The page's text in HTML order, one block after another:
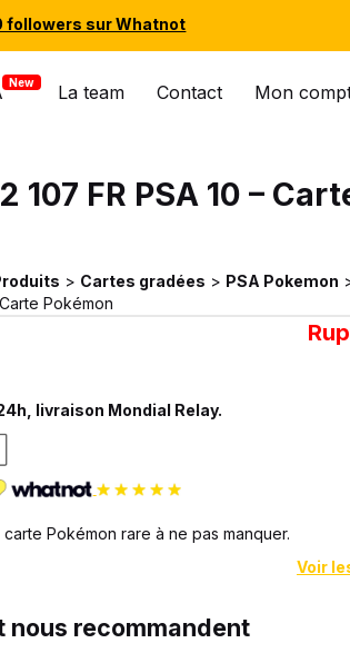
followers sur Whatnot
La team Contact Mon
107 FR PSA 10 –
> Cartes gradées > PSA Pokemon
Pokémon
livraison Mondial Relay.
carte Pokémon rare à ne pas manquer.
Voir
nous recommandent